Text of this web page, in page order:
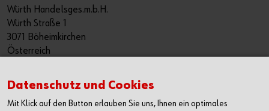
Würth Handelsges.m.b.H.
Würth Straße 1
3071 Böheimkirchen
Österreich
F: +43 50 8242 53333
info@wuerth.at
Datenschutz und Cookies
Mit Klick auf den Button erlauben Sie uns, Ihnen ein optimales